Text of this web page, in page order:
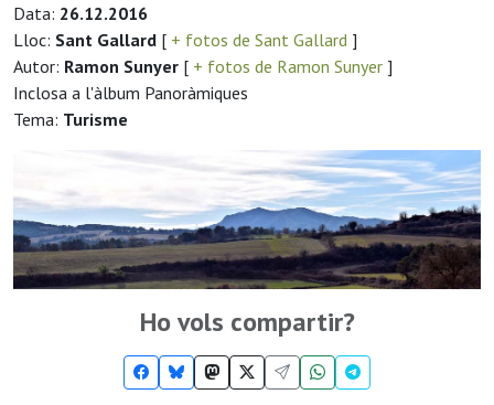
Data: 26.12.2016
Lloc: Sant Gallard [ + fotos de Sant Gallard ]
Autor: Ramon Sunyer [ + fotos de Ramon Sunyer ]
Inclosa a l'àlbum Panoràmiques
Tema: Turisme
Ho vols compartir?